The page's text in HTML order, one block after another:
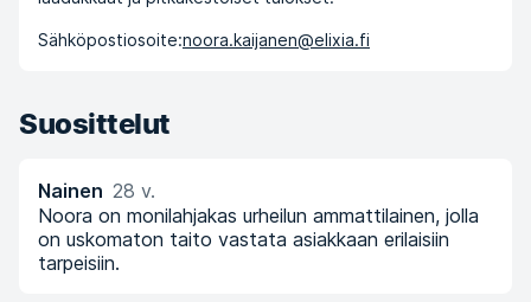
Sähköpostiosoite:noora.kaijanen@elixia.fi
Suosittelut
Nainen 28 v.
Noora on monilahjakas urheilun ammattilainen, jolla
on uskomaton taito vastata asiakkaan erilaisiin
tarpeisiin.